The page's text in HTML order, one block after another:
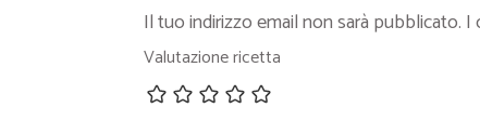
Il tuo indirizzo email non sarà pubblicato. I
Valutazione ricetta